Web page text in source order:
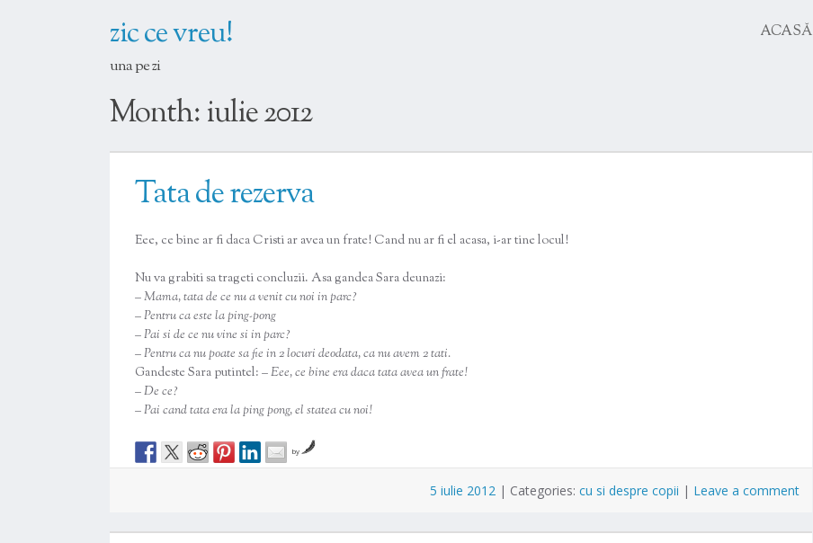
zic ce vreu!
una pe zi
ACASĂ
Month:iulie 2012
Tata de rezerva
Eee, ce bine ar fi daca Cristi ar avea un frate! Cand nu ar fi el acasa, i-ar tine locul!
Nu va grabiti sa trageti concluzii. Asa gandea Sara deunazi:
– Mama, tata de ce nu a venit cu noi in parc?
– Pentru ca este la ping-pong
– Pai si de ce nu vine si in parc?
– Pentru ca nu poate sa fie in 2 locuri deodata, ca nu avem 2 tati.
Gandeste Sara putintel: – Eee, ce bine era daca tata avea un frate!
– De ce?
– Pai cand tata era la ping pong, el statea cu noi!
by
5 iulie 2012 | Categories: cu si despre copii | Leave a comment